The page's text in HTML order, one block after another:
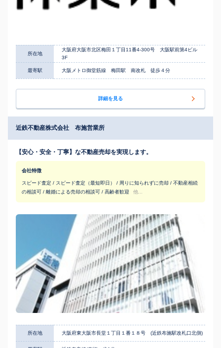
所在地
大阪府大阪市北区梅田１丁目11番4-300号 大阪駅前第4ビル
3F
最寄駅 大阪メトロ御堂筋線 梅田駅 南改札 徒歩４分
詳細を見る
近鉄不動産株式会社 布施営業所
【安心・安全・丁寧】な不動産売却を実現します。
会社特徴
スピード査定 / スピード査定（最短即日） / 周りに知られずに売却 / 不動産相続
の相談可 / 離婚による売却の相談可 / 高齢者歓迎
他...
所在地 大阪府東大阪市長堂１丁目１番１８号 (近鉄布施駅改札口北側)